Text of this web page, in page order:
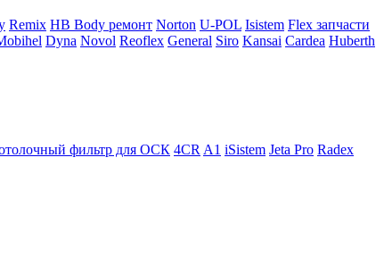
Remix HB Body ремонт Norton U-POL Isistem Flex запчасти
Dyna Novol Reoflex General Siro Kansai Cardea Huberth
фильтр для ОСК 4CR A1 iSistem Jeta Pro Radex